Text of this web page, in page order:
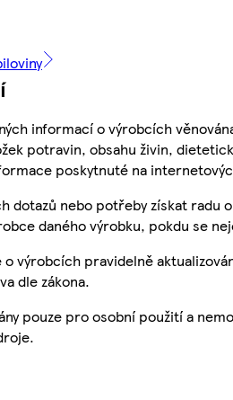
informací o výrobcích
potravin, obsahu živin,
poskytnuté na
dotazů nebo potřeby získat
daného výrobku, pokdu se
výrobcích pravidelně
dle zákona.
pouze pro osobní použití a